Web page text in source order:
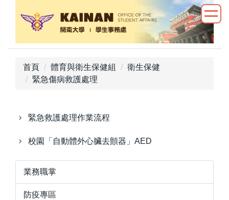
首頁 體育與衛生保健組
衛生保健
緊急傷病救護處理
緊急救護處理作業流程
校園「自動體外心臟去顫器」AED
業務職掌
防疫專區